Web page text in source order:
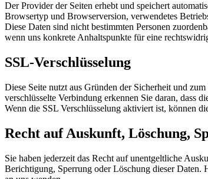
Der Provider der Seiten erhebt und speichert
Browsertyp und Browserversion, verwendetes
Diese Daten sind nicht bestimmten Personen
wenn uns konkrete Anhaltspunkte für eine
SSL-Verschlüsselung
Diese Seite nutzt aus Gründen der Sicherheit und
verschlüsselte Verbindung erkennen Sie daran, dass
Wenn die SSL Verschlüsselung aktiviert ist, können
Recht auf Auskunft, Löschung,
Sie haben jederzeit das Recht auf unentgeltliche
Berichtigung, Sperrung oder Löschung dieser Daten.